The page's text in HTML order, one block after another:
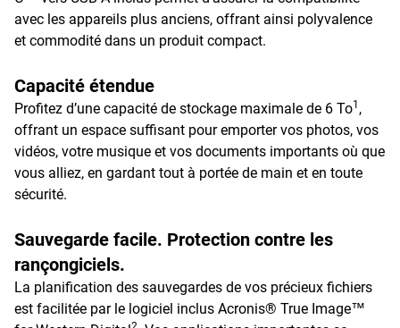
avec les appareils plus anciens, offrant ainsi polyvalence
et commodité dans un produit compact.
Capacité étendue
Profitez d’une capacité de stockage maximale de 6 To1 ,
offrant un espace suffisant pour emporter vos photos, vos
vidéos, votre musique et vos documents importants où que
vous alliez, en gardant tout à portée de main et en toute
sécurité.
Sauvegarde facile. Protection contre les
rançongiciels.
La planification des sauvegardes de vos précieux fichiers
est facilitée par le logiciel inclus Acronis® True Image™